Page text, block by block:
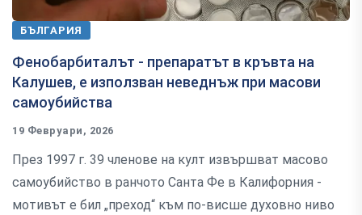
БЪЛГАРИЯ
Фенобарбиталът - препаратът в кръвта на
Калушев, е използван неведнъж при масови
самоубийства
19 Февруари, 2026
През 1997 г. 39 членове на култ извършват масово
самоубийство в ранчото Санта Фе в Калифорния -
мотивът е бил „преход“ към по-висше духовно ниво